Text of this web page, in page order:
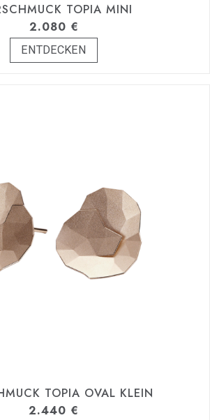
TOPIA MINI
2.080 €
ENTDECKEN
TOPIA OVAL KLEIN
2.440 €